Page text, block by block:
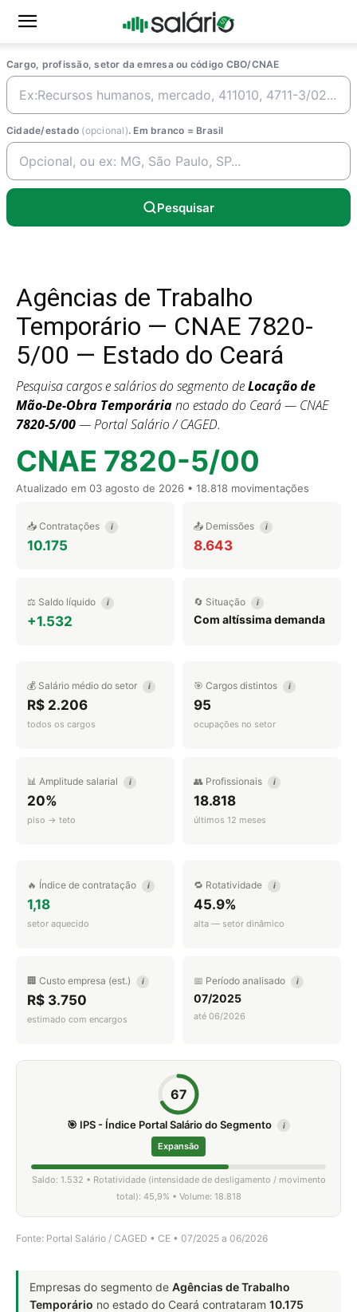
Cargo, profissão, setor da emresa ou código CBO/CNAE
Cidade/estado (opcional). Em branco = Brasil
Pesquisar
Agências de Trabalho
Temporário — CNAE 7820-
5/00 — Estado do Ceará
Pesquisa cargos e salários do segmento deLocação de
Mão-De-Obra Temporáriano estado do Ceará — CNAE
7820-5/00— Portal Salário / CAGED.
CNAE 7820-5/00
Atualizado em 03 agosto de 2026 • 18.818 movimentações
📥 Contratações i
10.175
📤 Demissões i
8.643
⚖️ Saldo líquido i
+1.532
🔄 Situação i
Com altíssima demanda
💰 Salário médio do setor i
R$ 2.206
todos os cargos
🎯 Cargos distintos i
95
ocupações no setor
📊 Amplitude salarial i
20%
piso → teto
👥 Profissionais i
18.818
últimos 12 meses
🔥 Índice de contratação i
1,18
setor aquecido
🔁 Rotatividade i
45.9%
alta — setor dinâmico
🏢 Custo empresa (est.) i
R$ 3.750
estimado com encargos
📅 Período analisado i
07/2025
até 06/2026
67
🎯 IPS - Índice Portal Salário do Segmento i
Expansão
Saldo: 1.532 • Rotatividade (intensidade de desligamento / movimento
total): 45,9% • Volume: 18.818
Fonte: Portal Salário / CAGED • CE • 07/2025 a 06/2026
Empresas do segmento de Agências de Trabalho
Temporário no estado do Ceará contrataram 10.175